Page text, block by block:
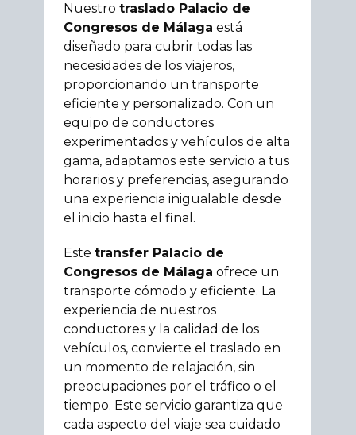
Nuestro traslado Palacio de
Congresos de Málaga está
diseñado para cubrir todas las
necesidades de los viajeros,
proporcionando un transporte
eficiente y personalizado. Con un
equipo de conductores
experimentados y vehículos de alta
gama, adaptamos este servicio a tus
horarios y preferencias, asegurando
una experiencia inigualable desde
el inicio hasta el final.
Este transfer Palacio de
Congresos de Málaga ofrece un
transporte cómodo y eficiente. La
experiencia de nuestros
conductores y la calidad de los
vehículos, convierte el traslado en
un momento de relajación, sin
preocupaciones por el tráfico o el
tiempo. Este servicio garantiza que
cada aspecto del viaje sea cuidado